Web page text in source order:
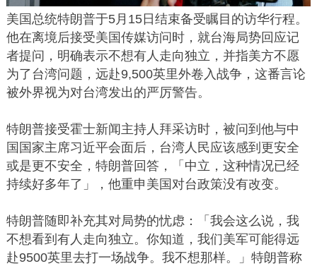
美国总统特朗普于5月15日结束备受瞩目的访华行程。
他在离境后接受美国传媒访问时，就台海局势回应记
者提问，明确表示不想有人走向独立，并指美方不愿
为了台湾问题，远赴9,500英里外卷入战争，这番言论
被外界视为对台湾发出的严厉警告。
特朗普接受霍士新闻主持人拜采访时，被问到他与中
国国家主席习近平会面后，台湾人民应该感到更安全
或是更不安全，特朗普回答，「中立，这种情况已经
持续好多年了」，他重申美国对台政策没有改变。
特朗普随即补充其对局势的忧虑：「我会这么说，我
不想看到有人走向独立。你知道，我们美军可能得远
赴9500英里去打一场战争。我不想那样。」特朗普称